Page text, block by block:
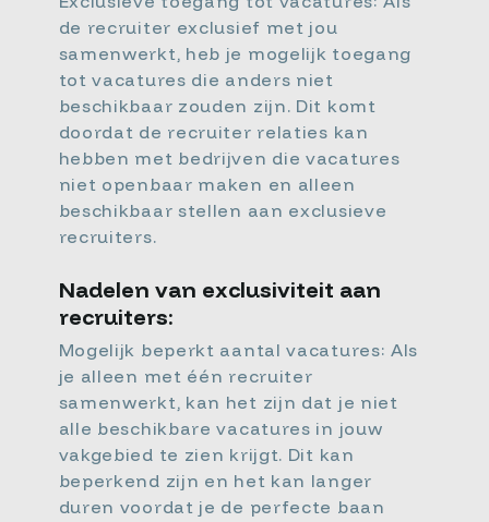
de recruiter exclusief met jou
samenwerkt, heb je mogelijk toegang
tot vacatures die anders niet
beschikbaar zouden zijn. Dit komt
doordat de recruiter relaties kan
hebben met bedrijven die vacatures
niet openbaar maken en alleen
beschikbaar stellen aan exclusieve
recruiters.
Nadelen van exclusiviteit aan
recruiters:
Mogelijk beperkt aantal vacatures: Als
je alleen met één recruiter
samenwerkt, kan het zijn dat je niet
alle beschikbare vacatures in jouw
vakgebied te zien krijgt. Dit kan
beperkend zijn en het kan langer
duren voordat je de perfecte baan